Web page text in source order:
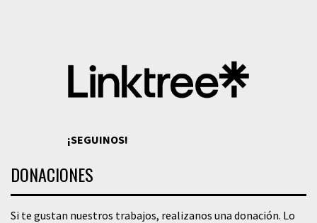
¡SEGUINOS!
DONACIONES
Si te gustan nuestros trabajos, realizanos una donación. Lo